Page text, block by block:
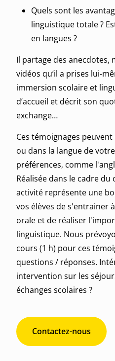
Quels sont les
linguistique totale ?
en langues ?
Il partage des
vidéos qu’il a prises lui-
immersion scolaire et
d’accueil et décrit son
exchange…
Ces témoignages
ou dans la langue de
préférences, comme
Réalisée dans le cadre
activité représente une
vos élèves de s'entrainer
orale et de réaliser
linguistique. Nous
cours (1 h) pour ces
questions / réponses.
intervention sur les
échanges scolaires ?
Contactez-nous